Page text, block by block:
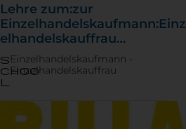
Lehre zum:zur
Einzelhandelskaufmann:Einz
elhandelskauffrau
Schwerpunkt
Feinkostfachverkauf
s
choo
l
Einzelhandelskaufmann -
Einzelhandelskauffrau